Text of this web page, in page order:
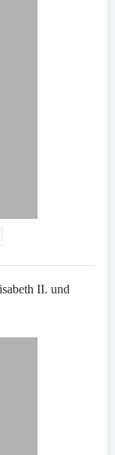
II. und